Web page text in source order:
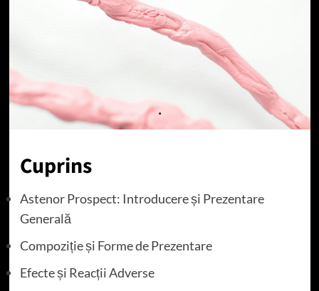
Cuprins
Astenor Prospect: Introducere și Prezentare
Generală
Compoziție și Forme de Prezentare
Efecte și Reacții Adverse